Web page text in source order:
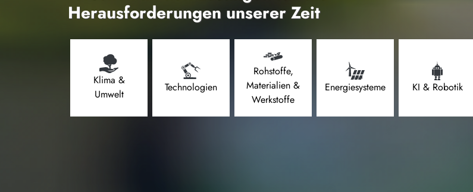
Herausforderungen unserer Zeit
Klima &
Umwelt
Technologien
Rohstoffe,
Materialien &
Werkstoffe
Energiesysteme KI & Robotik